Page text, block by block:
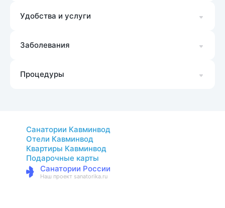
Удобства и услуги
Заболевания
Процедуры
Санатории Кавминвод
Отели Кавминвод
Квартиры Кавминвод
Подарочные карты
Санатории России
Наш проект sanatorika.ru